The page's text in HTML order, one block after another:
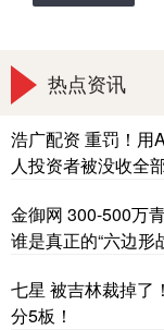
热点资讯
浩广配资 重罚！用
人投资者被没收全
金御网 300-500万
谁是真正的“六边形
七星 被吉林裁掉了
分5板！